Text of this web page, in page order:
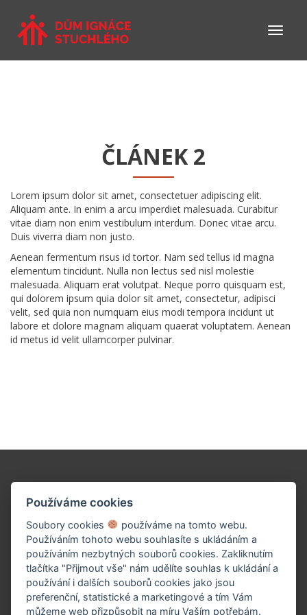
ČLÁNEK 2
Lorem ipsum dolor sit amet, consectetuer adipiscing elit.
Aliquam ante. In enim a arcu imperdiet malesuada. Curabitur
vitae diam non enim vestibulum interdum. Donec vitae arcu.
Duis viverra diam non justo.
Aenean fermentum risus id tortor. Nam sed tellus id magna
elementum tincidunt. Nulla non lectus sed nisl molestie
malesuada. Aliquam erat volutpat. Neque porro quisquam est,
qui dolorem ipsum quia dolor sit amet, consectetur, adipisci
velit, sed quia non numquam eius modi tempora incidunt ut
labore et dolore magnam aliquam quaerat voluptatem. Aenean
id metus id velit ullamcorper pulvinar.
Podpořte naše dílo!
Používáme cookies
Soubory cookies
používáme na tomto webu.
Používáním tohoto webu souhlasíte s ukládáním a
používáním nezbytných souborů cookies. Zakliknutím
tlačítka "Přijmout vše" nám udělíte souhlas k ukládání a
používání i dalších souborů cookies jako jsou
preferenční, statistické a marketingové a tím Vám
můžeme web přizpůsobit na míru Vaším potřebám.